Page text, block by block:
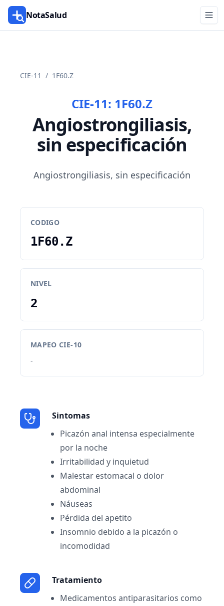
NotaSalud
CIE-11 / 1F60.Z
CIE-11: 1F60.Z
Angiostrongiliasis,
sin especificación
Angiostrongiliasis, sin especificación
CODIGO
1F60.Z
NIVEL
2
MAPEO CIE-10
-
Sintomas
Picazón anal intensa especialmente
por la noche
Irritabilidad y inquietud
Malestar estomacal o dolor
abdominal
Náuseas
Pérdida del apetito
Insomnio debido a la picazón o
incomodidad
Tratamiento
Medicamentos antiparasitarios como